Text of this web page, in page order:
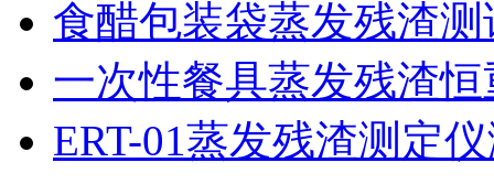
食醋包装袋蒸发残渣
一次性餐具蒸发残渣
ERT-01蒸发残渣测定